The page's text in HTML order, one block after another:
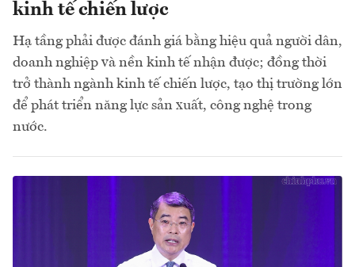
kinh tế chiến lược
Hạ tầng phải được đánh giá bằng hiệu quả người dân,
doanh nghiệp và nền kinh tế nhận được; đồng thời
trở thành ngành kinh tế chiến lược, tạo thị trường lớn
để phát triển năng lực sản xuất, công nghệ trong
nước.